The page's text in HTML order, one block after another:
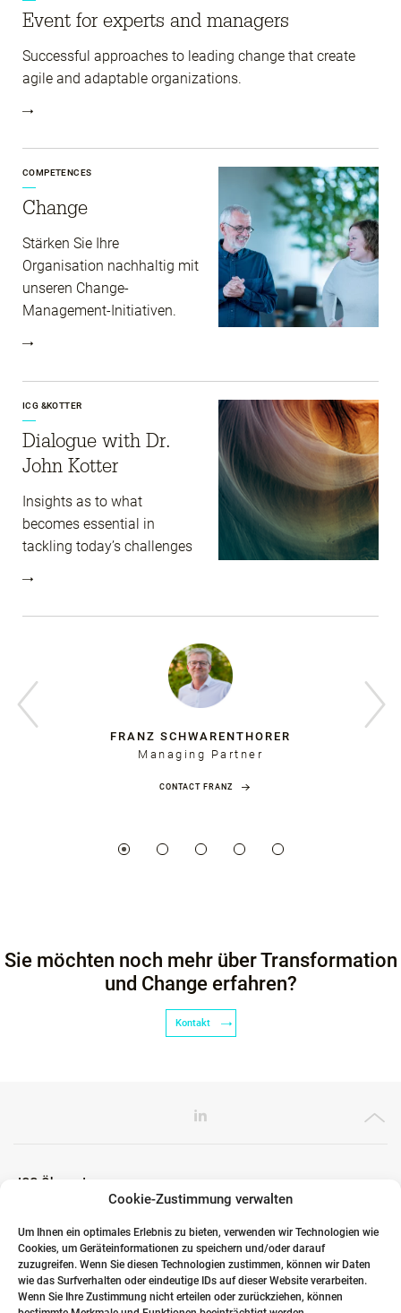
Cookie-Zustimmung verwalten
Um Ihnen ein optimales Erlebnis zu bieten, verwenden wir Technologien wie
Cookies, um Geräteinformationen zu speichern und/oder darauf
zuzugreifen. Wenn Sie diesen Technologien zustimmen, können wir Daten
wie das Surfverhalten oder eindeutige IDs auf dieser Website verarbeiten.
Wenn Sie Ihre Zustimmung nicht erteilen oder zurückziehen, können
Event for experts and managers
Successful approaches to leading change that create
agile and adaptable organizations.
COMPETENCES
Change
Stärken Sie Ihre
Organisation nachhaltig mit
unseren Change-
Management-Initiativen.
ICG &KOTTER
Dialogue with Dr.
John Kotter
Insights as to what
becomes essential in
tackling today’s challenges
FRANZ SCHWARENTHORER
Managing Partner
CONTACT FRANZ
Sie möchten noch mehr über Transformation
und Change erfahren?
Kontakt
ICG Ökosystem
Globale Partner